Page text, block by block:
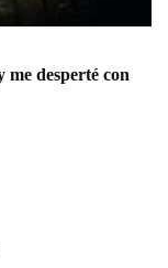
me desperté con